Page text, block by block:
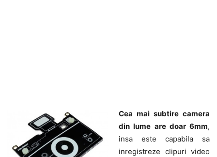
Cea mai subtire camera
din lume are doar 6mm,
insa este capabila sa
inregistreze clipuri video